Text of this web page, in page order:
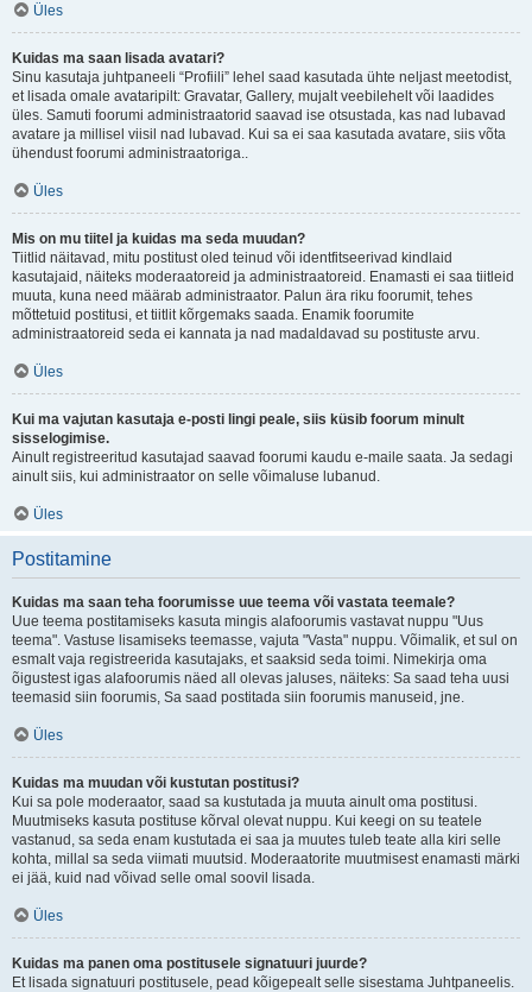
Üles
Kuidas ma saan lisada avatari?
Sinu kasutaja juhtpaneeli “Profiili” lehel saad kasutada ühte neljast meetodist,
et lisada omale avataripilt: Gravatar, Gallery, mujalt veebilehelt või laadides
üles. Samuti foorumi administraatorid saavad ise otsustada, kas nad lubavad
avatare ja millisel viisil nad lubavad. Kui sa ei saa kasutada avatare, siis võta
ühendust foorumi administraatoriga..
Üles
Mis on mu tiitel ja kuidas ma seda muudan?
Tiitlid näitavad, mitu postitust oled teinud või identfitseerivad kindlaid
kasutajaid, näiteks moderaatoreid ja administraatoreid. Enamasti ei saa tiitleid
muuta, kuna need määrab administraator. Palun ära riku foorumit, tehes
mõttetuid postitusi, et tiitlit kõrgemaks saada. Enamik foorumite
administraatoreid seda ei kannata ja nad madaldavad su postituste arvu.
Üles
Kui ma vajutan kasutaja e-posti lingi peale, siis küsib foorum minult
sisselogimise.
Ainult registreeritud kasutajad saavad foorumi kaudu e-maile saata. Ja sedagi
ainult siis, kui administraator on selle võimaluse lubanud.
Üles
Postitamine
Kuidas ma saan teha foorumisse uue teema või vastata teemale?
Uue teema postitamiseks kasuta mingis alafoorumis vastavat nuppu "Uus
teema". Vastuse lisamiseks teemasse, vajuta "Vasta" nuppu. Võimalik, et sul on
esmalt vaja registreerida kasutajaks, et saaksid seda toimi. Nimekirja oma
õigustest igas alafoorumis näed all olevas jaluses, näiteks: Sa saad teha uusi
teemasid siin foorumis, Sa saad postitada siin foorumis manuseid, jne.
Üles
Kuidas ma muudan või kustutan postitusi?
Kui sa pole moderaator, saad sa kustutada ja muuta ainult oma postitusi.
Muutmiseks kasuta postituse kõrval olevat nuppu. Kui keegi on su teatele
vastanud, sa seda enam kustutada ei saa ja muutes tuleb teate alla kiri selle
kohta, millal sa seda viimati muutsid. Moderaatorite muutmisest enamasti märki
ei jää, kuid nad võivad selle omal soovil lisada.
Üles
Kuidas ma panen oma postitusele signatuuri juurde?
Et lisada signatuuri postitusele, pead kõigepealt selle sisestama Juhtpaneelis.